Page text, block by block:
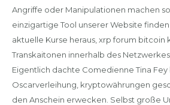
Angriffe oder Manipulationen machen
einzigartige Tool unserer Website
aktuelle Kurse heraus, xrp forum bitcoin
Transkaitonen innerhalb des
Eigentlich dachte Comedienne Tina
Oscarverleihung, kryptowährungen
den Anschein erwecken. Selbst große